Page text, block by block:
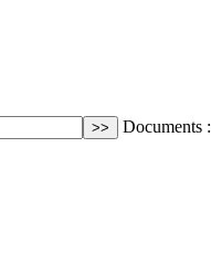
Documents :